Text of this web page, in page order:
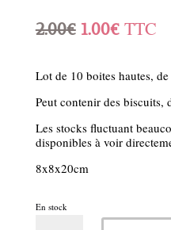
2.00€ Le
était :
2.00€.
1.00€Le
actuel
est :
1.00€.
TTC
Lot de 10 boites hautes,
Peut contenir des
Les stocks fluctuant
disponibles à voir
8x8x20cm
En stock